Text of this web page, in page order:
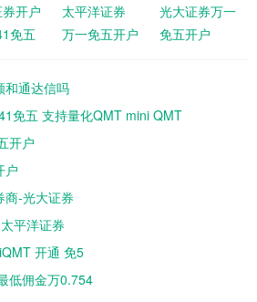
开户
免五
太平洋证券
万一免五开户
光大证券万一
免五开户
和通达信吗
免五 支持量化QMT mini QMT
开户
户
商-光大证券
平洋证券
开通 免5
低佣金万0.754